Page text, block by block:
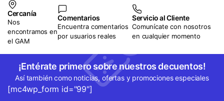
Cercanía
Nos
encontramos en
el GAM
Comentarios
Encuentra comentarios
por usuarios reales
Servicio al Cliente
Comunícate con nosotros
en cualquier momento
¡Entérate primero sobre nuestros decuentos!
Así también como noticias, ofertas y promociones especiales
[mc4wp_form id="99"]